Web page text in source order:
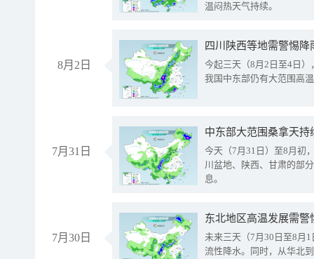
温闷热天气持续。
8月2日
今起三天（8月2日至4日
我国中东部仍有大范围高
7月31日
中东部大范围桑拿天
今天（7月31日）至8月初
川盆地、陕西、甘肃的部
息。
7月30日
东北地区高温发展需
未来三天（7月30日至8月
流性降水。同时，从华北